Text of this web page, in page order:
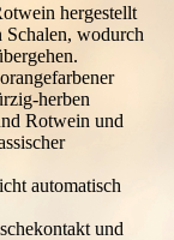
hergestellt
wodurch
herben
Rotwein und
automatisch
und